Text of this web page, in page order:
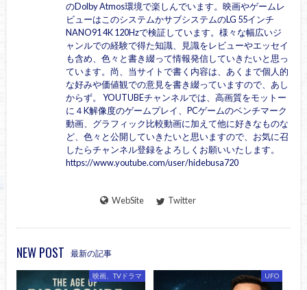
のDolby Atmos環境で楽しんでいます。映画やゲームレ
ビューはこのシステムかサブシステムのLG 55インチ
NANO91 4K 120Hzで検証しています。様々な幅広いジ
ャンルでの経験で得た知識、見識をレビューやエッセイ
も含め、色々と書き綴って情報発信していきたいと思っ
ています。尚、当サイトで書く内容は、あくまで個人的
な好みや価値観での意見を書き綴っていますので、あし
からず。 YOUTUBEチャンネルでは、高画質をモットー
に４K解像度のゲームプレイ、PCゲームのベンチマーク
動画、グラフィック比較動画に加えて他に好きなものな
ど、色々と公開していきたいと思いますので、お気に召
したらチャンネル登録をよろしくお願いいたします。
https://www.youtube.com/user/hidebusa720
WebSite Twitter
NEW POST 最新の記事
映画、TVドラマ UFO